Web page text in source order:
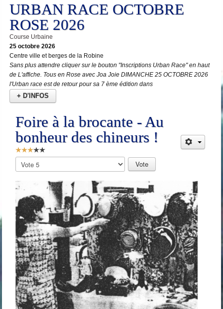
URBAN RACE OCTOBRE
ROSE 2026
Course Urbaine
25 octobre 2026
Centre ville et berges de la Robine
Sans plus attendre cliquer sur le bouton "Inscriptions Urban Race" en haut
de L'affiche. Tous en Rose avec Joa Joie DIMANCHE 25 OCTOBRE 2026
l'Urban race est de retour pour sa 7 ème édition dans
+ D'INFOS
Foire à la brocante - Au
bonheur des chineurs !
Vote
utilisateur:3/5
Veuillez
voter